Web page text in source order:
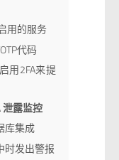
用的服务
代码
用2FA来提
泄露监控
库集成
时发出警报